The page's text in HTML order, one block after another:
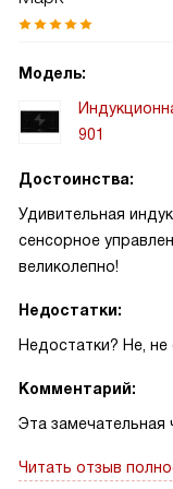
Модель:
901
Достоинства:
Удивительная
сенсорное
великолепно!
Недостатки:
Недостатки? Не,
Комментарий:
Эта замечательная
одновременно
Читать отзыв